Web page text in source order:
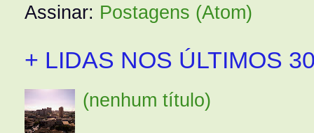
Assinar: Postagens (Atom)
+ LIDAS NOS ÚLTIMOS
(nenhum título)